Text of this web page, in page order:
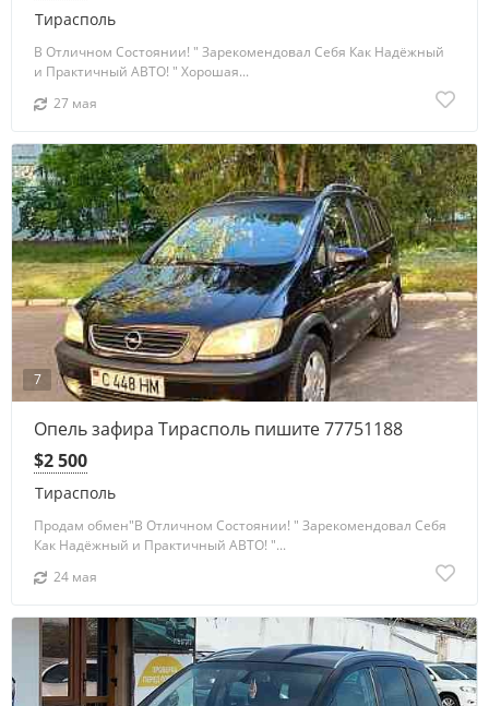
Тирасполь
В Отличном Состоянии! " Зарекомендовал Себя Как Надёжный
и Практичный АВТО! " Хорошая...
27 мая
7
Опель зафира Тирасполь пишите 77751188
Тирасполь
$2 500
Продам обмен"В Отличном Состоянии! " Зарекомендовал Себя
Как Надёжный и Практичный АВТО! "...
24 мая